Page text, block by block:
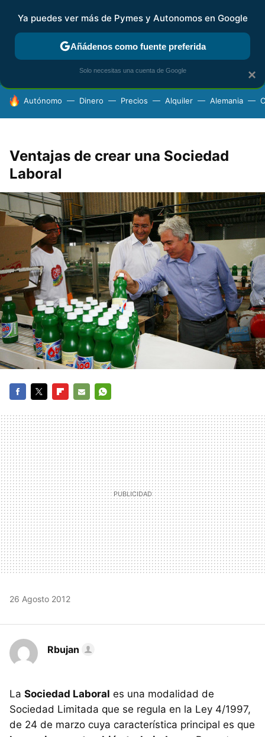
FISCALIDAD Y CONTABILIDAD KIT DIGITAL RENTA
HOY SE HABLA DE
Autónomo Dinero Precios Alquiler Alemania
Ventajas de crear una Sociedad
Laboral
MAIL
26 Agosto 2012
Rbujan
La Sociedad Laboral es una modalidad de
Sociedad Limitada que se regula en la Ley 4/1997,
de 24 de marzo cuya característica principal es que
×
Ya puedes ver más de Pymes y Autonomos en Google
Añádenos como fuente preferida
Solo necesitas una cuenta de Google